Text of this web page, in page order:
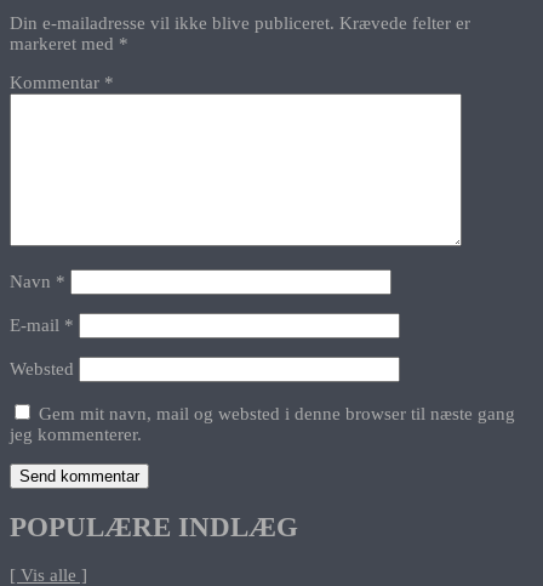
Din e-mailadresse vil ikke blive publiceret. Krævede felter er
markeret med *
Kommentar *
Navn *
E-mail *
Websted
Gem mit navn, mail og websted i denne browser til næste gang
jeg kommenterer.
POPULÆRE INDLÆG
[ Vis alle ]